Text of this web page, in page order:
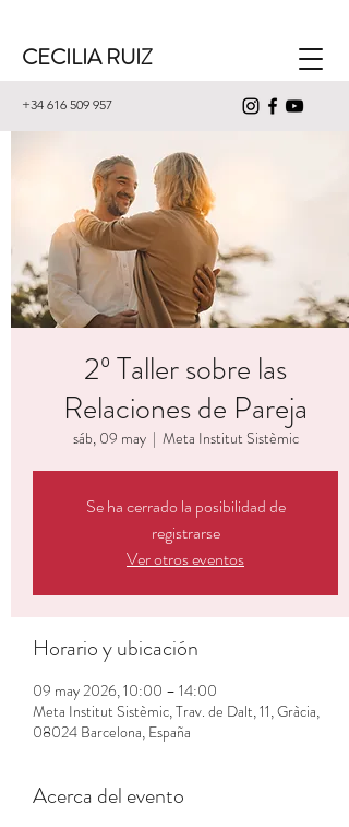
CECILIA RUIZ
+34 616 509 957
2º Taller sobre las
Relaciones de Pareja
sáb, 09 may
  |
Meta Institut Sistèmic
Se ha cerrado la posibilidad de
registrarse
Ver otros eventos
Horario y ubicación
09 may 2026, 10:00 – 14:00
Meta Institut Sistèmic, Trav. de Dalt, 11, Gràcia,
08024 Barcelona, España
Acerca del evento